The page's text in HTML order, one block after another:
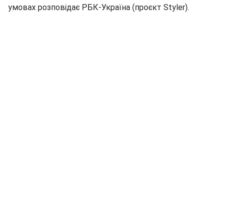
умовах розповідає РБК-Україна (проєкт Styler).